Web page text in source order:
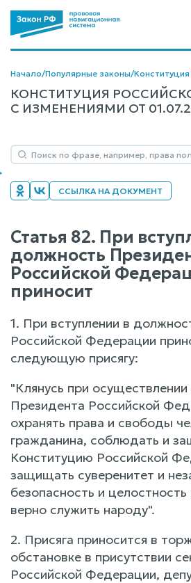
Начало/Популярные законы/
КОНСТИТУЦИЯ
С ИЗМЕНЕНИЯМИ ОТ
ССЫЛКА НА ДОКУМЕНТ
Статья 82. При
должность
Российской
приносит
1. При вступлении в
Российской Федерации
следующую присягу:
"Клянусь при
Президента Российской
охранять права и свободы
гражданина, соблюдать и
Конституцию Российской
защищать суверенитет и
безопасность и целостность
верно служить народу".
2. Присяга приносится в
обстановке в присутствии
Российской Федерации,